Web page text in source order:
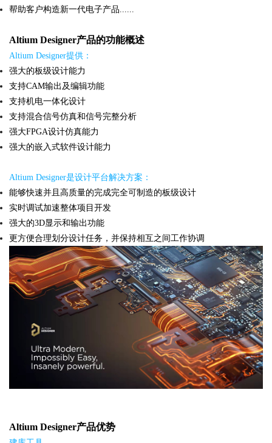
帮助客户构造新一代电子产品......
Altium Designer产品的功能概述
Altium Designer提供：
强大的板级设计能力
支持CAM输出及编辑功能
支持机电一体化设计
支持混合信号仿真和信号完整分析
强大FPGA设计仿真能力
强大的嵌入式软件设计能力
Altium Designer是设计平台解决方案：
能够快速并且高质量的完成完全可制造的板级设计
实时调试加速整体项目开发
强大的3D显示和输出功能
更方便合理划分设计任务，并保持相互之间工作协调
Altium Designer产品优势